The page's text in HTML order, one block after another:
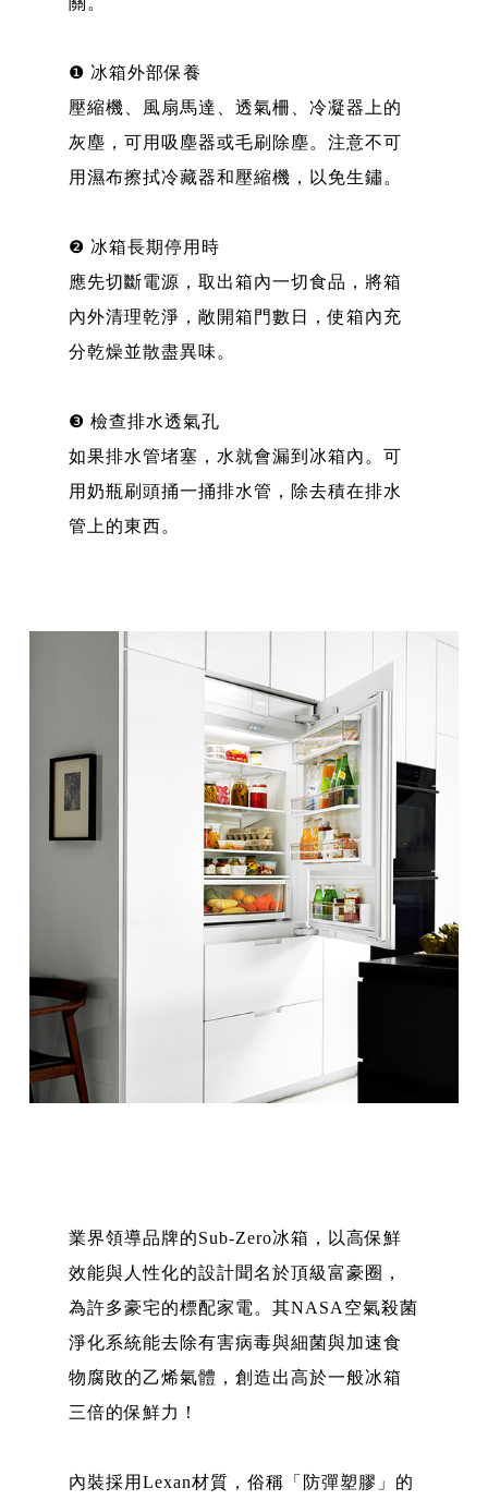
❶ 冰箱外部保養
壓縮機、風扇馬達、透氣柵、冷凝器上的
灰塵，可用吸塵器或毛刷除塵。注意不可
用濕布擦拭冷藏器和壓縮機，以免生鏽。
❷ 冰箱長期停用時
應先切斷電源，取出箱內一切食品，將箱
內外清理乾淨，敞開箱門數日，使箱內充
分乾燥並散盡異味。
❸ 檢查排水透氣孔
如果排水管堵塞，水就會漏到冰箱內。可
用奶瓶刷頭捅一捅排水管，除去積在排水
管上的東西。
業界領導品牌的Sub-Zero冰箱，以高保鮮
效能與人性化的設計聞名於頂級富豪圈，
為許多豪宅的標配家電。其NASA空氣殺菌
淨化系統能去除有害病毒與細菌與加速食
物腐敗的乙烯氣體，創造出高於一般冰箱
三倍的保鮮力！
內裝採用Lexan材質，俗稱「防彈塑膠」的